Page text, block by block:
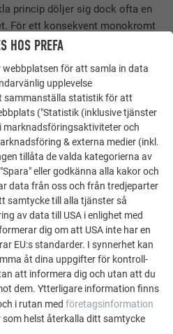
princip döljer sig dock ofta en
För ett konsekvent monokromt
förutsättning för
PREFALZ-fasadi rent
ger huset dess moderna
HOS PREFA
webbplatsen för att samla in data
upplevelse
sammanställa statistik för att
("Statistik (inklusive tjänster
marknadsföringsaktiviteter och
& externa medier (inkl.
tillåta de valda kategorierna av
eller godkänna alla kakor och
data från oss och från tredjeparter
samtycke till alla tjänster så
av data till USA i enlighet med
dig om att USA inte har en
EU:s standarder. I synnerhet kan
åt dina uppgifter för kontroll-
att informera dig och utan att du
dem. Ytterligare information finns
i rutan med företagsinformation
helst återkalla ditt samtycke